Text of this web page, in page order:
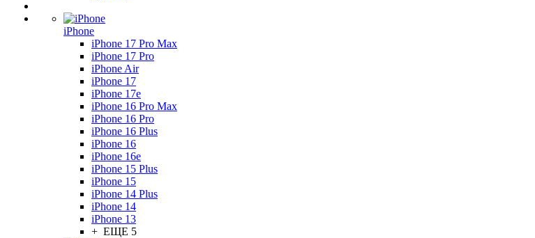
iPhone
iPhone 17 Pro Max
iPhone 17 Pro
iPhone Air
iPhone 17
iPhone 17e
iPhone 16 Pro Max
iPhone 16 Pro
iPhone 16 Plus
iPhone 16
iPhone 16e
iPhone 15 Plus
iPhone 15
iPhone 14 Plus
iPhone 14
iPhone 13
+ ЕЩЕ 5